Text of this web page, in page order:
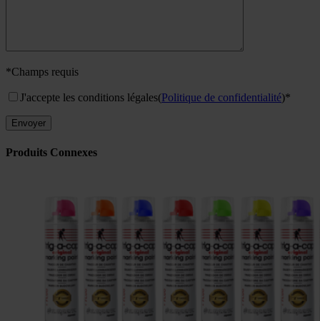
*Champs requis
J'accepte les conditions légales(Politique de confidentialité)*
Produits Connexes